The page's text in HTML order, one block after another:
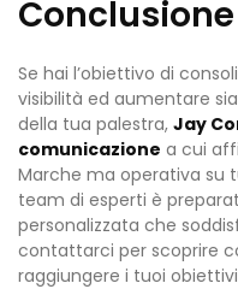
Conclusione
Se hai l’obiettivo di
visibilità ed aumentare
della tua palestra, Jay
comunicazione a cui
Marche ma operativa su
team di esperti è
personalizzata che
contattarci per scoprire
raggiungere i tuoi